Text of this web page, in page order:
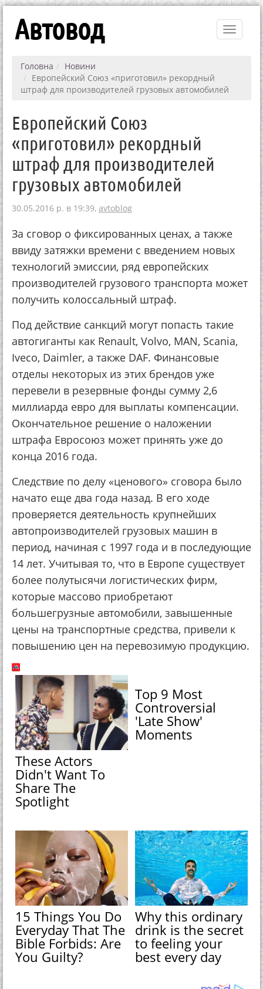
Toggle
Автовод
Головна
Новини
Европейский Союз «приготовил» рекордный
штраф для производителей грузовых автомобилей
Европейский Союз
«приготовил» рекордный
штраф для производителей
грузовых автомобилей
30.05.2016 р. в 19:39, avtoblog
За сговор о фиксированных ценах, а также
ввиду затяжки времени с введением новых
технологий эмиссии, ряд европейских
производителей грузового транспорта может
получить колоссальный штраф.
Под действие санкций могут попасть такие
автогиганты как Renault, Volvo, MAN, Scania,
Iveco, Daimler, а также DAF. Финансовые
отделы некоторых из этих брендов уже
перевели в резервные фонды сумму 2,6
миллиарда евро для выплаты компенсации.
Окончательное решение о наложении
штрафа Евросоюз может принять уже до
конца 2016 года.
Следствие по делу «ценового» сговора было
начато еще два года назад. В его ходе
проверяется деятельность крупнейших
автопроизводителей грузовых машин в
период, начиная с 1997 года и в последующие
14 лет. Учитывая то, что в Европе существует
более полутысячи логистических фирм,
которые массово приобретают
большегрузные автомобили, завышенные
цены на транспортные средства, привели к
повышению цен на перевозимую продукцию.
These Actors
Didn't Want To
Share The
Spotlight
Top 9 Most
Controversial
'Late Show'
Moments
15 Things You Do
Everyday That The
Bible Forbids: Are
You Guilty?
Why this ordinary
drink is the secret
to feeling your
best every day